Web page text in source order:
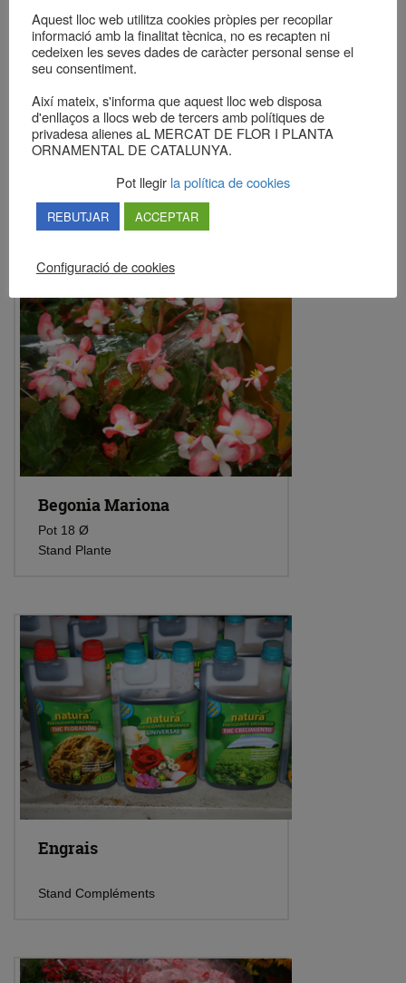
des sacs
Stand Compléments
Begonia Mariona
Pot 18 Ø
Stand Plante
Engrais
Stand Compléments
Aquest lloc web utilitza cookies pròpies per recopilar
informació amb la finalitat tècnica, no es recapten ni
cedeixen les seves dades de caràcter personal sense el
seu consentiment.
Així mateix, s'informa que aquest lloc web disposa
d'enllaços a llocs web de tercers amb polítiques de
privadesa alienes aL MERCAT DE FLOR I PLANTA
ORNAMENTAL DE CATALUNYA.
Pot llegir la política de cookies
REBUTJAR ACCEPTAR
Configuració de cookies